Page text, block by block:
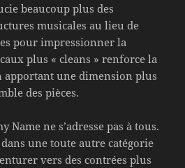
beaucoup plus des
musicales au lieu de
pour impressionner la
plus « cleans » renforce la
apportant une dimension plus
des pièces.
Name ne s’adresse pas à tous.
une toute autre catégorie
vers des contrées plus